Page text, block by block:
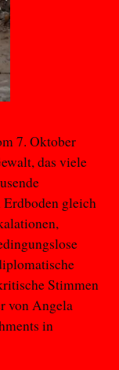
7. Oktober
das viele
gleich
Stimmen
von Angela
in